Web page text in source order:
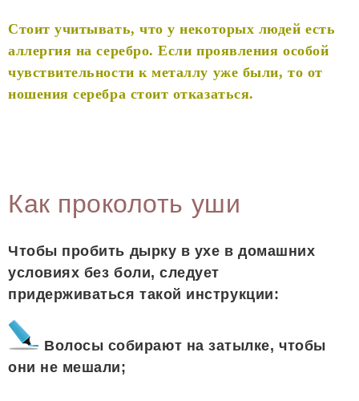
Стоит учитывать, что у некоторых людей есть
аллергия на серебро. Если проявления особой
чувствительности к металлу уже были, то от
ношения серебра стоит отказаться.
Как проколоть уши
Чтобы пробить дырку в ухе в домашних
условиях без боли, следует
придерживаться такой инструкции:
Волосы собирают на затылке, чтобы
они не мешали;